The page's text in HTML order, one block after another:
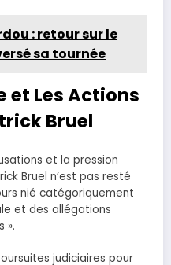
: retour sur le
sa tournée
et Les Actions
Bruel
et la pression
Bruel n’est pas resté
nié catégoriquement
et des allégations
».
judiciaires pour